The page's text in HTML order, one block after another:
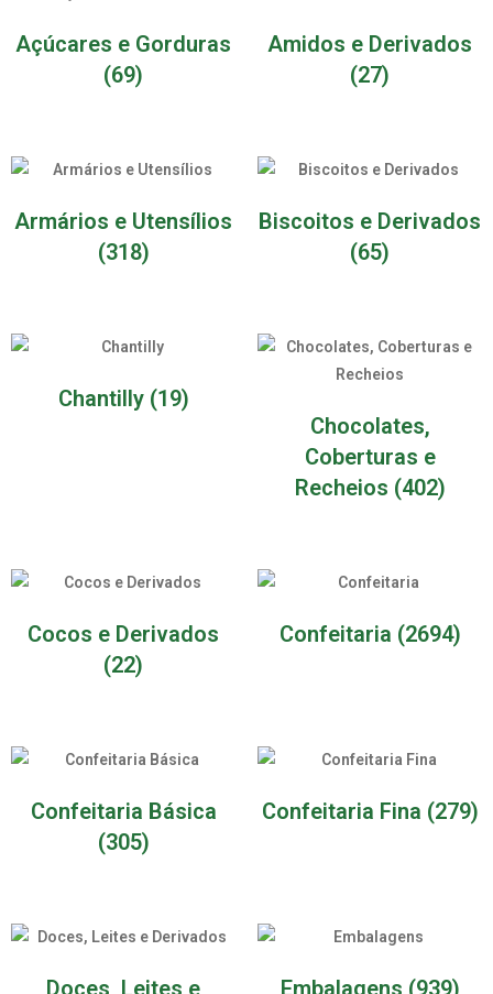
Açúcares e Gorduras
(69)
Amidos e Derivados
(27)
Armários e Utensílios
(318)
Biscoitos e Derivados
(65)
Chantilly (19)
Chocolates,
Coberturas e
Recheios (402)
Cocos e Derivados
(22)
Confeitaria (2694)
Confeitaria Básica
(305)
Confeitaria Fina (279)
Doces, Leites e Embalagens (939)